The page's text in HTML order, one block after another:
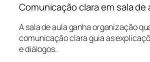
Comunicação clara em sala de
A sala de aula ganha organização
comunicação clara guia as
e diálogos.